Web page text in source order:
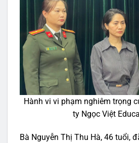
Hành vi vi phạm nghiêm trọng
ty Ngọc Việt
Bà Nguyễn Thị Thu Hà, 46 tuổi,